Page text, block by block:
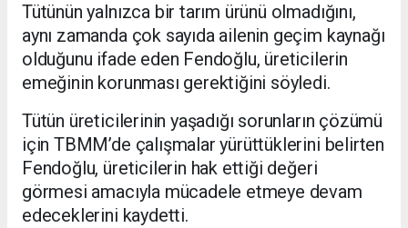
Tütünün yalnızca bir tarım ürünü olmadığını,
aynı zamanda çok sayıda ailenin geçim kaynağı
olduğunu ifade eden Fendoğlu, üreticilerin
emeğinin korunması gerektiğini söyledi.
Tütün üreticilerinin yaşadığı sorunların çözümü
için TBMM’de çalışmalar yürüttüklerini belirten
Fendoğlu, üreticilerin hak ettiği değeri
görmesi amacıyla mücadele etmeye devam
edeceklerini kaydetti.